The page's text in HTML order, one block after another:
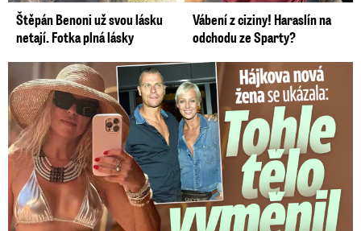
Štěpán Benoni už svou lásku
netají. Fotka plná lásky
Vábení z ciziny! Haraslín na
odchodu ze Sparty?
Tohle tělo nahradilo Belo: Nová partnerka se ukázala...